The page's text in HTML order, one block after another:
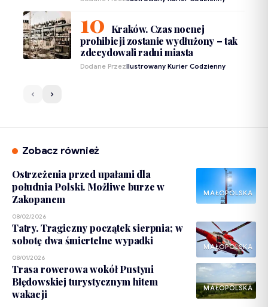
Kraków. Czas nocnej
prohibicji zostanie wydłużony – tak
zdecydowali radni miasta
Dodane PrzezIlustrowany Kurier Codzienny
Zobacz również
MAŁOPOLSKA
Ostrzeżenia przed upałami dla
południa Polski. Możliwe burze w
Zakopanem
08/02/2026
MAŁOPOLSKA
Tatry. Tragiczny początek sierpnia; w
sobotę dwa śmiertelne wypadki
08/01/2026
MAŁOPOLSKA
Trasa rowerowa wokół Pustyni
Błędowskiej turystycznym hitem
wakacji